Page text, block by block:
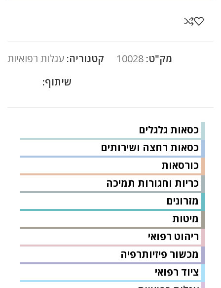
כסאות גלגלים
כסאות רחצה ושירותים
כורסאות
כריות וחגורות תמיכה
מזרונים
מיטות
ריהוט רפואי
מכשור פיזיותרפיה
ציוד רפואי
מק"ט: 10028 קטגוריה: עגלות רפואיות
שיתוף: